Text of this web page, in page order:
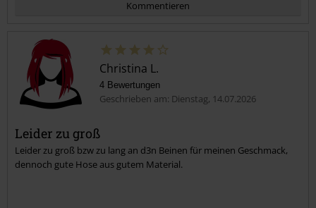
Kommentieren
Kommentar jetzt abschicken!
Christina L.
4 Bewertungen
Geschrieben am: Dienstag, 14.07.2026
Leider zu groß
Leider zu groß bzw zu lang an d3n Beinen für meinen Geschmack,
dennoch gute Hose aus gutem Material.